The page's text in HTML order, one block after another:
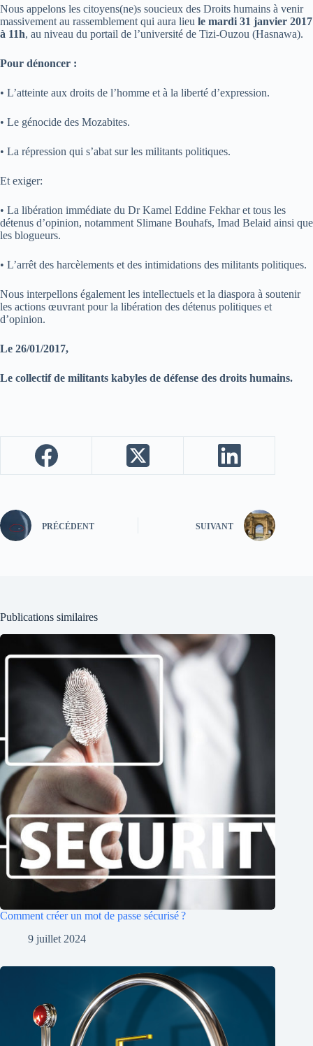
Nous appelons les citoyens(ne)s soucieux des Droits humains à venir
massivement au rassemblement qui aura lieu le mardi 31 janvier 2017
à 11h, au niveau du portail de l’université de Tizi‐Ouzou (Hasnawa).
Pour dénoncer :
• L’atteinte aux droits de l’homme et à la liberté d’expression.
• Le génocide des Mozabites.
• La répression qui s’abat sur les militants politiques.
Et exiger:
• La libération immédiate du Dr Kamel Eddine Fekhar et tous les
détenus d’opinion, notamment Slimane Bouhafs, Imad Belaid ainsi que
les blogueurs.
• L’arrêt des harcèlements et des intimidations des militants politiques.
Nous interpellons également les intellectuels et la diaspora à soutenir
les actions œuvrant pour la libération des détenus politiques et
d’opinion.
Le 26/01/2017,
Le collectif de militants kabyles de défense des droits humains.
PRÉCÉDENT SUIVANT
Publications similaires
Comment créer un mot de passe sécurisé ?
9 juillet 2024